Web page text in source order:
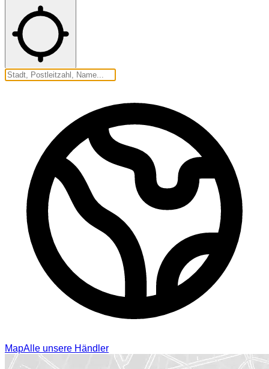
MapAlle unsere Händler